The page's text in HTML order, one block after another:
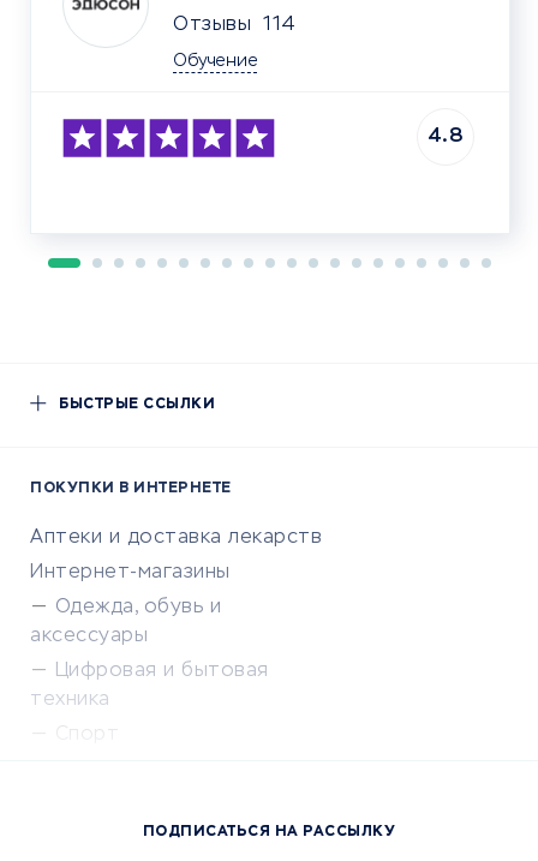
Отзывы 114
Обучение
4.8
БЫСТРЫЕ ССЫЛКИ
ПОКУПКИ В ИНТЕРНЕТЕ
Аптеки и доставка лекарств
Интернет-магазины
Одежда, обувь и
аксессуары
Цифровая и бытовая
техника
Спорт
Сервисы доставкиПОДПИСАТЬСЯ НА РАССЫЛКУ